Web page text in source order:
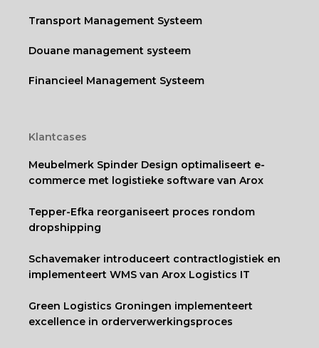
Transport Management Systeem
Douane management systeem
Financieel Management Systeem
Klantcases
Meubelmerk Spinder Design optimaliseert e-
commerce met logistieke software van Arox
Tepper-Efka reorganiseert proces rondom
dropshipping
Schavemaker introduceert contractlogistiek en
implementeert WMS van Arox Logistics IT
Green Logistics Groningen implementeert
excellence in orderverwerkingsproces